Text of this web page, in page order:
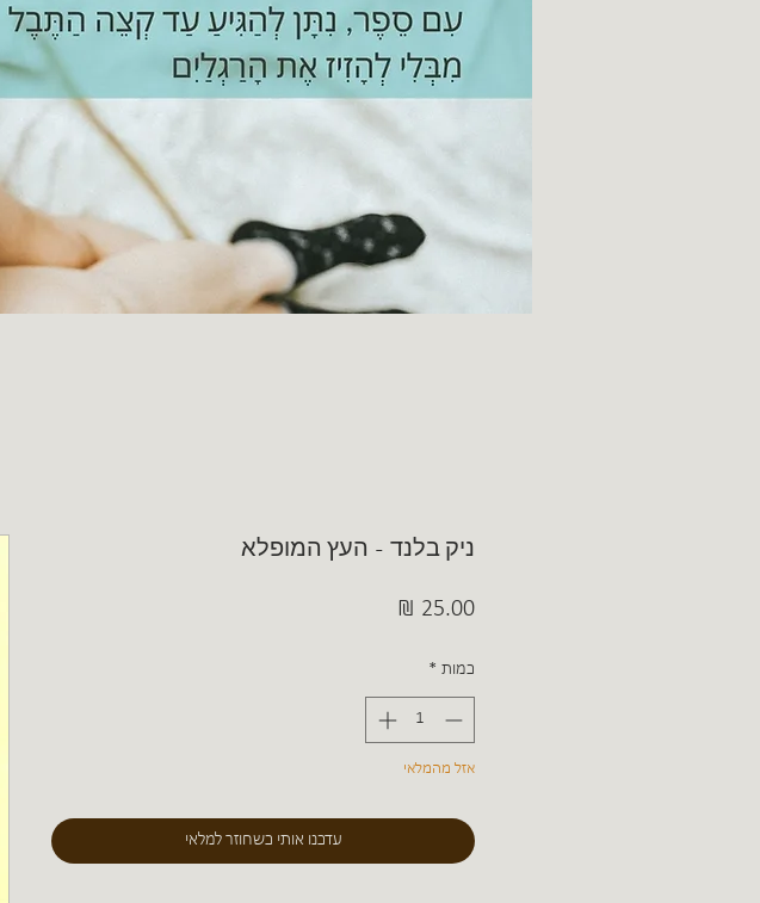
ניק בלנד - העץ המופלא
כמות *
אזל מהמלאי
עדכנו אותי כשחוזר למלאי